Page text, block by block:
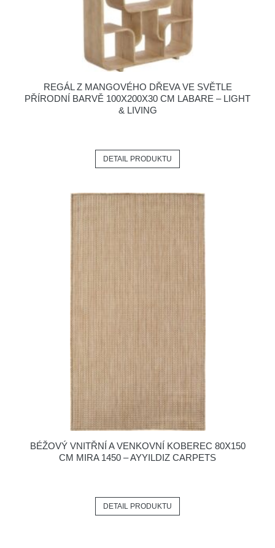
REGÁL Z MANGOVÉHO DŘEVA VE SVĚTLE
PŘÍRODNÍ BARVĚ 100X200X30 CM LABARE – LIGHT
& LIVING
DETAIL PRODUKTU
BÉŽOVÝ VNITŘNÍ A VENKOVNÍ KOBEREC 80X150
CM MIRA 1450 – AYYILDIZ CARPETS
DETAIL PRODUKTU